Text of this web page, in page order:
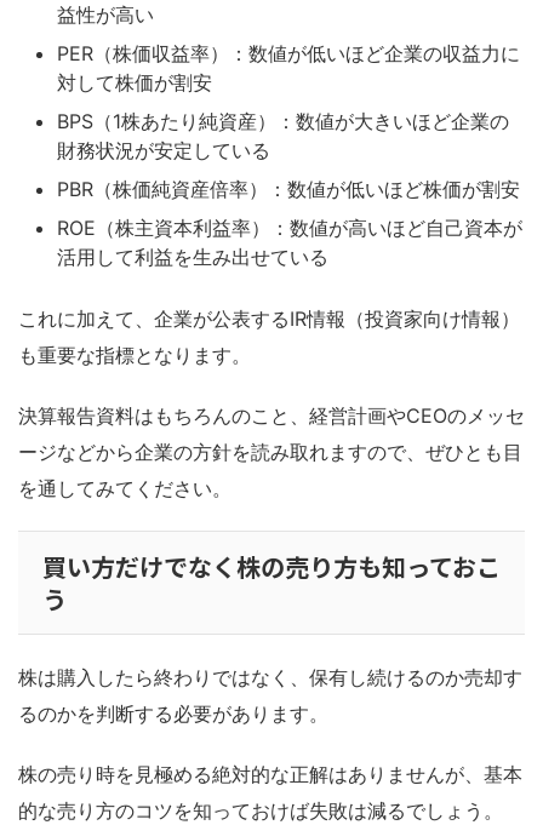
益性が高い
PER（株価収益率）：数値が低いほど企業の収益力に
対して株価が割安
BPS（1株あたり純資産）：数値が大きいほど企業の
財務状況が安定している
PBR（株価純資産倍率）：数値が低いほど株価が割安
ROE（株主資本利益率）：数値が高いほど自己資本が
活用して利益を生み出せている
これに加えて、企業が公表するIR情報（投資家向け情報）
も重要な指標となります。
決算報告資料はもちろんのこと、経営計画やCEOのメッセ
ージなどから企業の方針を読み取れますので、ぜひとも目
を通してみてください。
買い方だけでなく株の売り方も知っておこ
う
株は購入したら終わりではなく、保有し続けるのか売却す
るのかを判断する必要があります。
株の売り時を見極める絶対的な正解はありませんが、基本
的な売り方のコツを知っておけば失敗は減るでしょう。